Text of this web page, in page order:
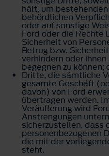
hält, um
behördlichen
oder auf sonstige
Ford oder die Rechte
Sicherheit von
Betrug bzw.
verhindern oder
begegnen zu können;
Dritte, die sämtliche
gesamte Geschäft
davon) von Ford
übertragen werden.
Veräußerung wird
Anstrengungen
sicherzustellen, dass
personenbezogenen
die mit der
steht.